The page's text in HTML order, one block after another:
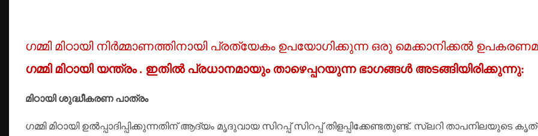
ഗമ്മി മിഠായി നിർമ്മാണത്തിനായി പ്രത്യേകം ഉപയോഗിക്കുന്ന ഒരു മെക്കാനിക്കൽ
ഗമ്മി മിഠായി യന്ത്രം. ഇതിൽ പ്രധാനമായും താഴെപ്പറയുന്ന ഭാഗങ്ങൾ അടങ്ങിയിരിക്കുന്നു:
മിഠായി ശുദ്ധീകരണ പാത്രം
ഗമ്മി മിഠായി ഉൽപ്പാദിപ്പിക്കുന്നതിന് ആദ്യം മൃദുവായ സിറപ്പ് സിറപ്പ് തിളപ്പിക്കേണ്ടതുണ്ട്. സ്ലറി താപനിലയുടെ